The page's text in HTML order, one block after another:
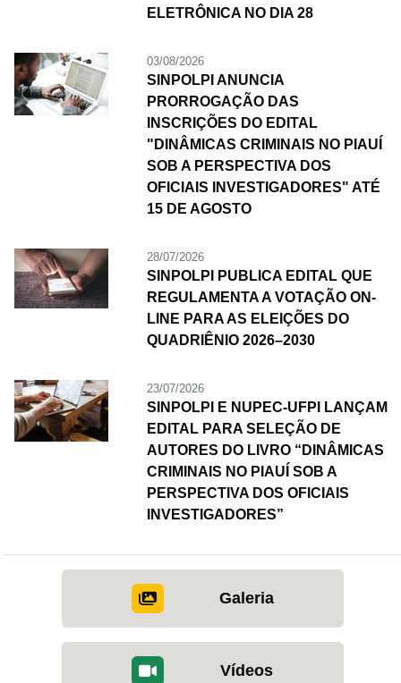
ELETRÔNICA NO DIA 28
03/08/2026
SINPOLPI ANUNCIA
PRORROGAÇÃO DAS
INSCRIÇÕES DO EDITAL
"DINÂMICAS CRIMINAIS NO PIAUÍ
SOB A PERSPECTIVA DOS
OFICIAIS INVESTIGADORES" ATÉ
15 DE AGOSTO
28/07/2026
SINPOLPI PUBLICA EDITAL QUE
REGULAMENTA A VOTAÇÃO ON-
LINE PARA AS ELEIÇÕES DO
QUADRIÊNIO 2026–2030
23/07/2026
SINPOLPI E NUPEC-UFPI LANÇAM
EDITAL PARA SELEÇÃO DE
AUTORES DO LIVRO “DINÂMICAS
CRIMINAIS NO PIAUÍ SOB A
PERSPECTIVA DOS OFICIAIS
INVESTIGADORES”
Galeria
Vídeos